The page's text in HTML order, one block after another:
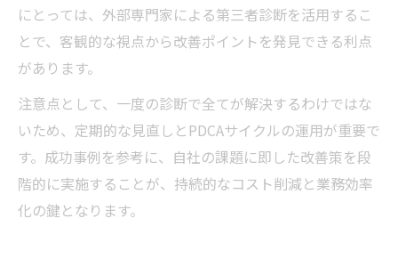
にとっては、外部専門家による第三者診断を活用するこ
とで、客観的な視点から改善ポイントを発見できる利点
があります。
注意点として、一度の診断で全てが解決するわけではな
いため、定期的な見直しとPDCAサイクルの運用が重要で
す。成功事例を参考に、自社の課題に即した改善策を段
階的に実施することが、持続的なコスト削減と業務効率
化の鍵となります。